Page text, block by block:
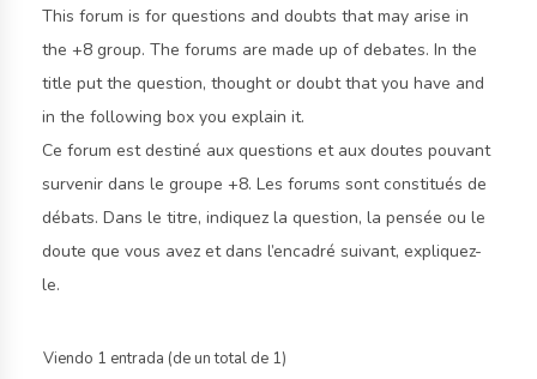
non-
profit
organization
whose
aim
discover
and
present
cultural
This forum is for questions and doubts that may arise in
the +8 group. The forums are made up of debates. In the
title put the question, thought or doubt that you have and
in the following box you explain it.
Ce forum est destiné aux questions et aux doutes pouvant
survenir dans le groupe +8. Les forums sont constitués de
débats. Dans le titre, indiquez la question, la pensée ou le
doute que vous avez et dans l’encadré suivant, expliquez-
le.
Viendo 1 entrada (de un total de 1)